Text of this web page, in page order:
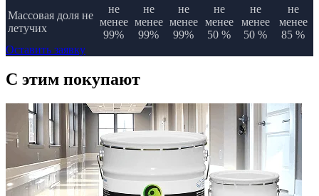
Массовая доля не
летучих
не
менее
99%
не
менее
99%
не
менее
99%
не
менее
50 %
не
менее
50 %
не
менее
85 %
Оставить заявку
C этим покупают